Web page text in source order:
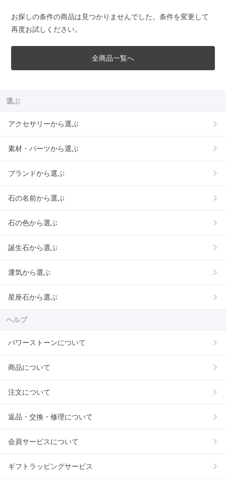
お探しの条件の商品は見つかりませんでした。条件を変更して
再度お試しください。
全商品一覧へ
選ぶ
アクセサリーから選ぶ
素材・パーツから選ぶ
ブランドから選ぶ
石の名前から選ぶ
石の色から選ぶ
誕生石から選ぶ
運気から選ぶ
星座石から選ぶ
ヘルプ
パワーストーンについて
商品について
注文について
返品・交換・修理について
会員サービスについて
ギフトラッピングサービス